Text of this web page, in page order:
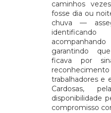
caminhos
fosse dia ou
chuva —
garantindo
ficava por
trabalhadores e
Cardosas,
disponibilidade
compromisso